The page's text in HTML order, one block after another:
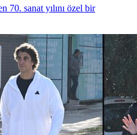
70. sanat yılını özel bir